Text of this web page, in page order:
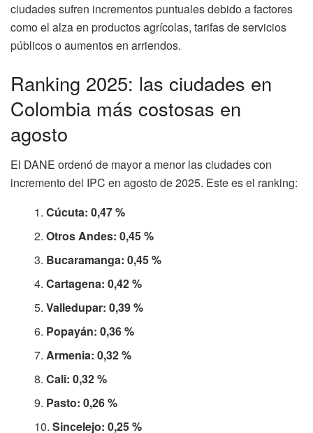
ciudades sufren incrementos puntuales debido a factores
como el alza en productos agrícolas, tarifas de servicios
públicos o aumentos en arriendos.
Ranking 2025: las ciudades en
Colombia más costosas en
agosto
El DANE ordenó de mayor a menor las ciudades con
incremento del IPC en agosto de 2025. Este es el ranking:
Cúcuta: 0,47 %
Otros Andes: 0,45 %
Bucaramanga: 0,45 %
Cartagena: 0,42 %
Valledupar: 0,39 %
Popayán: 0,36 %
Armenia: 0,32 %
Cali: 0,32 %
Pasto: 0,26 %
Sincelejo: 0,25 %